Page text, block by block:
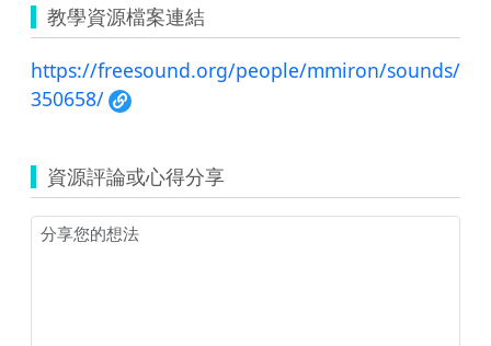
教學資源檔案連結
https://freesound.org/people/mmiron/sounds/
350658/
資源評論或心得分享